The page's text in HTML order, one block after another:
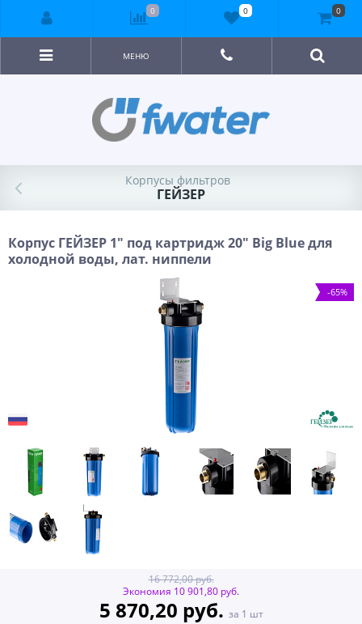
МЕНЮ
Корпусы фильтров
ГЕЙЗЕР
Корпус ГЕЙЗЕР 1" под картридж 20" Big Blue для
холодной воды, лат. ниппели
-65%
16 772,00 руб.
Экономия 10 901,80 руб.
5 870,20 руб. за 1 шт
0 0 0